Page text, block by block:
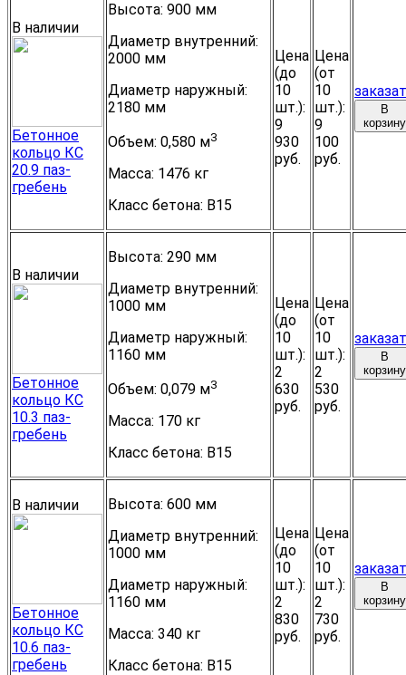
В наличии
Бетонное
кольцо КС
20.9 паз-
гребень
Высота: 900 мм
Диаметр внутренний:
2000 мм
Диаметр наружный:
2180 мм
Объем: 0,580 м3
Масса: 1476 кг
Класс бетона: B15
Цена
(до
10
шт.):
9
930
руб.
Цена
(от
10
шт.):
9
100
руб.
В
корзину
В наличии
Бетонное
кольцо КС
10.3 паз-
гребень
Высота: 290 мм
Диаметр внутренний:
1000 мм
Диаметр наружный:
1160 мм
Объем: 0,079 м3
Масса: 170 кг
Класс бетона: B15
Цена
(до
10
шт.):
2
630
руб.
Цена
(от
10
шт.):
2
530
руб.
В
корзину
В наличии
Бетонное
кольцо КС
10.6 паз-
гребень
Высота: 600 мм
Диаметр внутренний:
1000 мм
Диаметр наружный:
1160 мм
Масса: 340 кг
Класс бетона: B15
Цена
(до
10
шт.):
2
830
руб.
Цена
(от
10
шт.):
2
730
руб.
В
корзину